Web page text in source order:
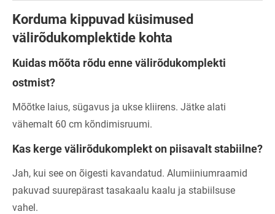
Korduma kippuvad küsimused
välirõdukomplektide kohta
Kuidas mõõta rõdu enne välirõdukomplekti
ostmist?
Mõõtke laius, sügavus ja ukse kliirens. Jätke alati
vähemalt 60 cm kõndimisruumi.
Kas kerge välirõdukomplekt on piisavalt stabiilne?
Jah, kui see on õigesti kavandatud. Alumiiniumraamid
pakuvad suurepärast tasakaalu kaalu ja stabiilsuse
vahel.